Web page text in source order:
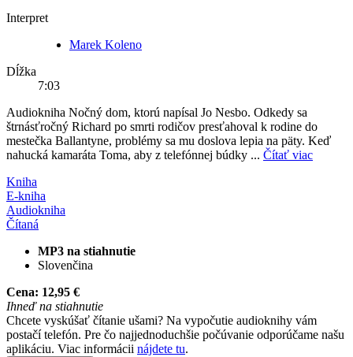
Interpret
Marek Koleno
Dĺžka
7:03
Audiokniha Nočný dom, ktorú napísal Jo Nesbo. Odkedy sa
štrnásťročný Richard po smrti rodičov presťahoval k rodine do
mestečka Ballantyne, problémy sa mu doslova lepia na päty. Keď
nahucká kamaráta Toma, aby z telefónnej búdky ... Čítať viac
Kniha
E-kniha
Audiokniha
Čítaná
MP3 na stiahnutie
Slovenčina
Cena: 12,95 €
Ihneď na stiahnutie
Chcete vyskúšať čítanie ušami? Na vypočutie audioknihy vám
postačí telefón. Pre čo najjednoduchšie počúvanie odporúčame našu
aplikáciu. Viac informácii nájdete tu.